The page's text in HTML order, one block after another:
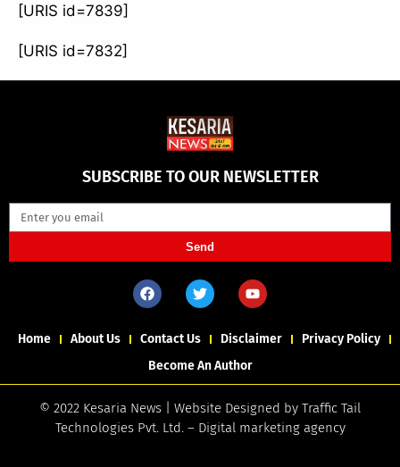
[URIS id=7839]
[URIS id=7832]
SUBSCRIBE TO OUR NEWSLETTER
Send
Home About Us Contact Us Disclaimer
Privacy Policy
Become An Author
© 2022 Kesaria News | Website Designed by Traffic Tail
Technologies Pvt. Ltd.– Digital marketing agency